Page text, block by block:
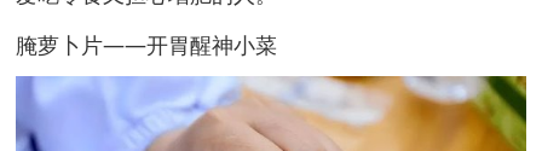
腌萝卜片——开胃醒神小菜